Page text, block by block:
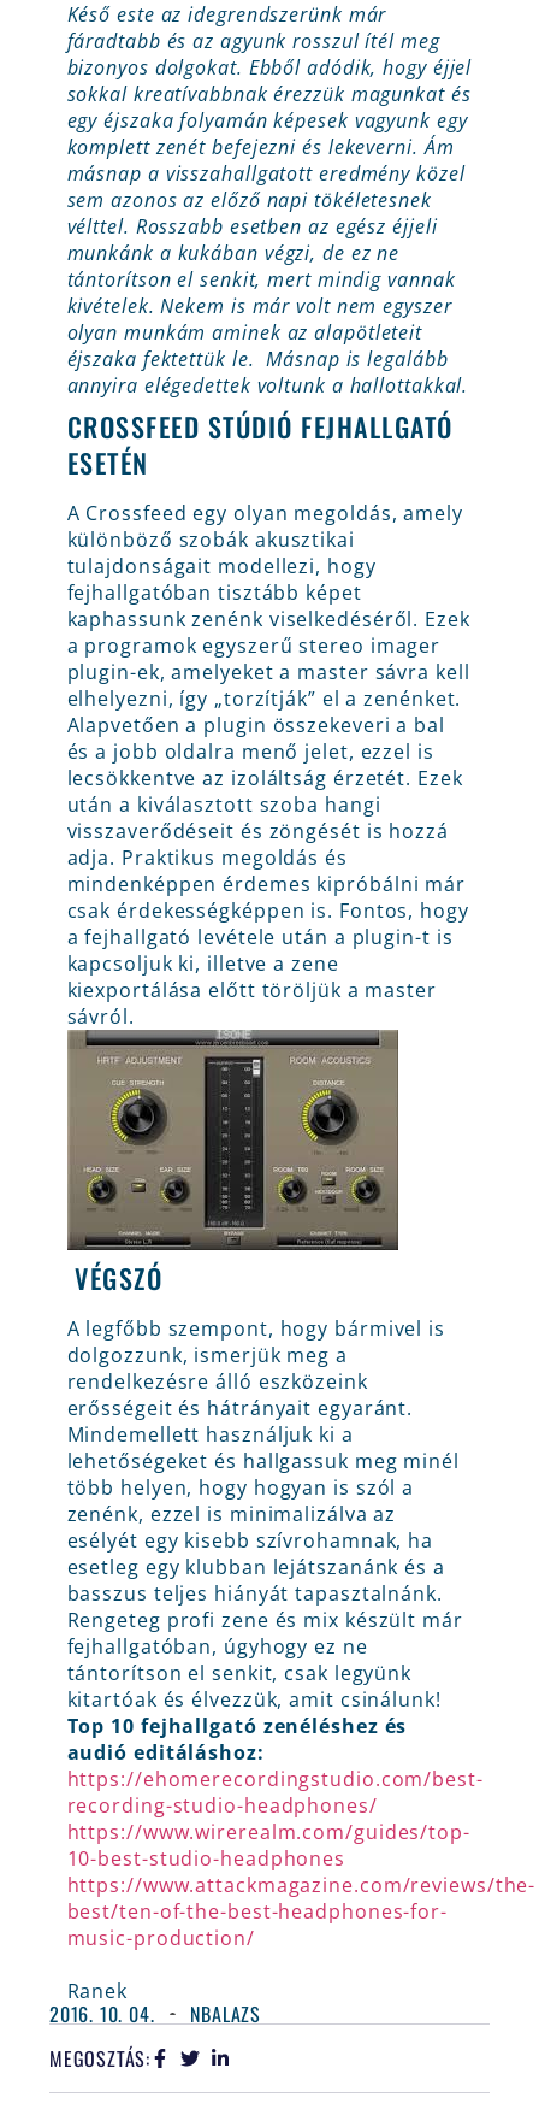
Késő este az idegrendszerünk már
fáradtabb és az agyunk rosszul ítél meg
bizonyos dolgokat. Ebből adódik, hogy éjjel
sokkal kreatívabbnak érezzük magunkat és
egy éjszaka folyamán képesek vagyunk egy
komplett zenét befejezni és lekeverni. Ám
másnap a visszahallgatott eredmény közel
sem azonos az előző napi tökéletesnek
vélttel. Rosszabb esetben az egész éjjeli
munkánk a kukában végzi, de ez ne
tántorítson el senkit, mert mindig vannak
kivételek. Nekem is már volt nem egyszer
olyan munkám aminek az alapötleteit
éjszaka fektettük le. Másnap is legalább
annyira elégedettek voltunk a hallottakkal.
CROSSFEED STÚDIÓ FEJHALLGATÓ
ESETÉN
A Crossfeed egy olyan megoldás, amely
különböző szobák akusztikai
tulajdonságait modellezi, hogy
fejhallgatóban tisztább képet
kaphassunk zenénk viselkedéséről. Ezek
a programok egyszerű stereo imager
plugin-ek, amelyeket a master sávra kell
elhelyezni, így „torzítják” el a zenénket.
Alapvetően a plugin összekeveri a bal
és a jobb oldalra menő jelet, ezzel is
lecsökkentve az izoláltság érzetét. Ezek
után a kiválasztott szoba hangi
visszaverődéseit és zöngését is hozzá
adja. Praktikus megoldás és
mindenképpen érdemes kipróbálni már
csak érdekességképpen is. Fontos, hogy
a fejhallgató levétele után a plugin-t is
kapcsoljuk ki, illetve a zene
kiexportálása előtt töröljük a master
sávról.
VÉGSZÓ
A legfőbb szempont, hogy bármivel is
dolgozzunk, ismerjük meg a
rendelkezésre álló eszközeink
erősségeit és hátrányait egyaránt.
Mindemellett használjuk ki a
lehetőségeket és hallgassuk meg minél
több helyen, hogy hogyan is szól a
zenénk, ezzel is minimalizálva az
esélyét egy kisebb szívrohamnak, ha
esetleg egy klubban lejátszanánk és a
basszus teljes hiányát tapasztalnánk.
Rengeteg profi zene és mix készült már
fejhallgatóban, úgyhogy ez ne
tántorítson el senkit, csak legyünk
kitartóak és élvezzük, amit csinálunk!
Top 10 fejhallgató zenéléshez és
audió editáláshoz:
https://ehomerecordingstudio.com/best-
recording-studio-headphones/
https://www.wirerealm.com/guides/top-
10-best-studio-headphones
https://www.attackmagazine.com/reviews/the-
best/ten-of-the-best-headphones-for-
music-production/
Ranek
2016. 10. 04.
NBALAZS
MEGOSZTÁS: